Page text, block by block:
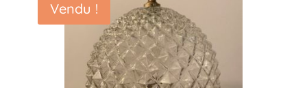
Vendu !